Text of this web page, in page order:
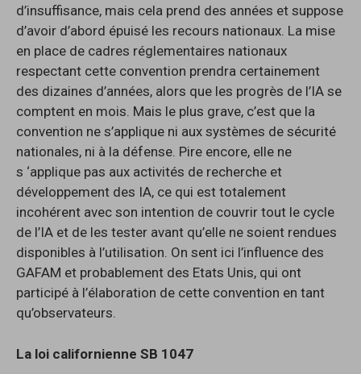
d’insuffisance, mais cela prend des années et suppose
d’avoir d’abord épuisé les recours nationaux. La mise
en place de cadres réglementaires nationaux
respectant cette convention prendra certainement
des dizaines d’années, alors que les progrès de l’IA se
comptent en mois. Mais le plus grave, c’est que la
convention ne s’applique ni aux systèmes de sécurité
nationales, ni à la défense. Pire encore, elle ne
s ‘applique pas aux activités de recherche et
développement des IA, ce qui est totalement
incohérent avec son intention de couvrir tout le cycle
de l’IA et de les tester avant qu’elle ne soient rendues
disponibles à l’utilisation. On sent ici l’influence des
GAFAM et probablement des Etats Unis, qui ont
participé à l’élaboration de cette convention en tant
qu’observateurs.
La loi californienne SB 1047